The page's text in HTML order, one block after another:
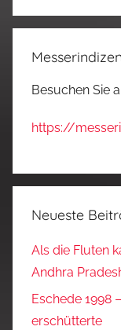
Besuchen Sie
https://
Neueste
Als die Fluten
Andhra
Eschede 1998
erschütterte